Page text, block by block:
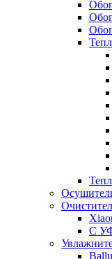
С
Ballu